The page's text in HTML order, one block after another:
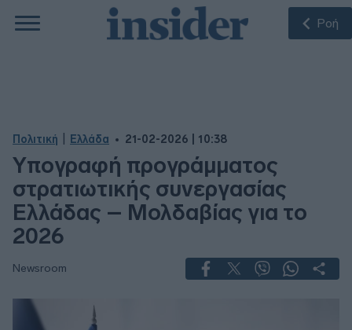
Ροή
Πολιτική Ελλάδα 21-02-2026 | 10:38
Υπογραφή προγράμματος
στρατιωτικής συνεργασίας
Ελλάδας – Μολδαβίας για το
2026
Newsroom